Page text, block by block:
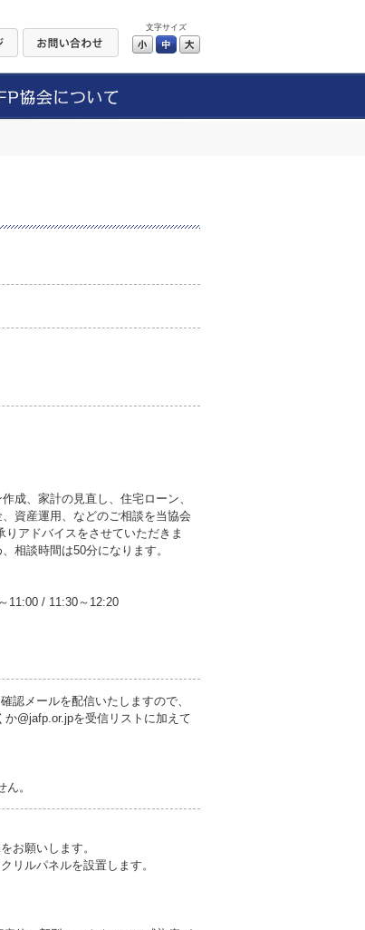
文字サイズ
小 中
成、家計の見直し、住宅ローン、
資産運用、などのご相談を当協会
りアドバイスをさせていただきま
相談時間は50分になります。
11:00 / 11:30～12:20
認メールを配信いたしますので、
@jafp.or.jpを受信リストに加えて
。
お願いします。
リルパネルを設置します。